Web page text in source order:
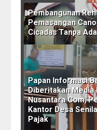
Pembangunan
Pemasangan
Cicadas Tanpa
Papan Informasi
Diberitakan Media
Nusantara Com,
Kantor Desa
Pajak